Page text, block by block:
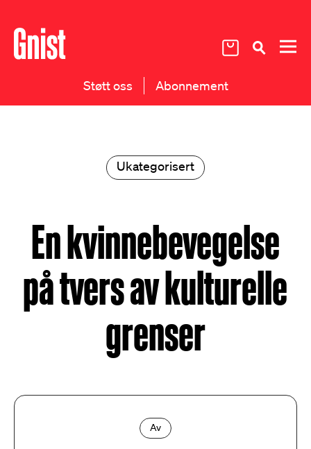
Støtt oss Abonnement
Ukategorisert
En kvinnebevegelse
på tvers av kulturelle
grenser
Av